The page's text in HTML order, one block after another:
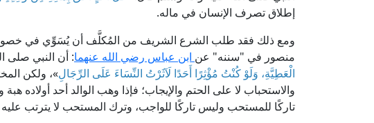
إطلاق تصرف الإنسان في ماله.
ومع ذلك فقد طلب الشرع الشريف من المُكلَّف أن يُسَوِّي في خصوص
منصور في "سننه" عن ابن عباس رضي الله عنهما: أن النبي صلى
الْعَطِيَّةِ، وَلَوْ كُنْتُ مُؤْثِرًا أَحَدًا لَآثَرْتُ النِّسَاءَ عَلَى الرِّجَالِ»، ولكن
والاستحباب لا على الحتم والإيجاب؛ فإذا وهب الوالد أحد أولاده
تاركًا للمستحب وليس تاركًا للواجب، وترك المستحب لا يترتب عليه